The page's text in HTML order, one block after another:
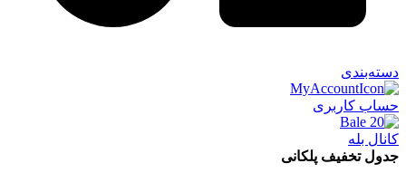
دسته‌بندی
حساب کاربری
کانال بله
جدول تخفیف پلکانی